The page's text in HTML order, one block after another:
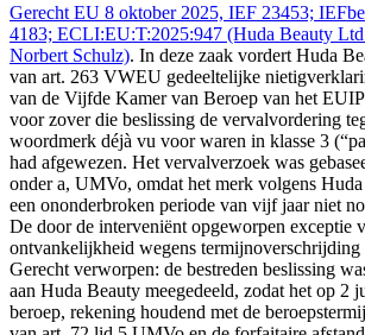
Gerecht EU 8 oktober 2025, IEF 23453; IEFbe
4183; ECLI:EU:T:2025:947 (Huda Beauty
Norbert Schulz). In deze zaak vordert Huda
van art. 263 VWEU gedeeltelijke
van de Vijfde Kamer van Beroep van het
voor zover die beslissing de vervalvordering
woordmerk déjà vu voor waren in klasse 3
had afgewezen. Het vervalverzoek was
onder a, UMVo, omdat het merk volgens
een ononderbroken periode van vijf jaar niet
De door de interveniënt opgeworpen exceptie
ontvankelijkheid wegens
Gerecht verworpen: de bestreden beslissing
aan Huda Beauty meegedeeld, zodat het op 2
beroep, rekening houdend met de